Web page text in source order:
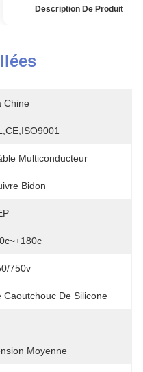
Description De Produit
Chine
Multiconducteur
Bidon
750v
Caoutchouc De Silicone
Moyenne